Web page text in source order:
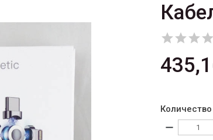

Количество
remove